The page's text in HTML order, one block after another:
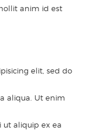
anim id est
elit, sed do
aliqua. Ut enim
ut aliquip ex ea